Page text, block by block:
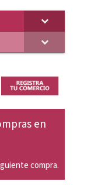
en
compra.